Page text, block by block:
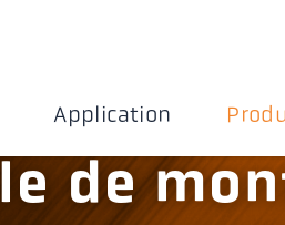
Application
de